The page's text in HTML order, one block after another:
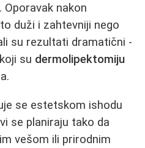
nakon
duži i zahtevniji nego
su rezultati dramatični -
su dermolipektomiju
se estetskom ishodu
se planiraju tako da
vešom ili prirodnim